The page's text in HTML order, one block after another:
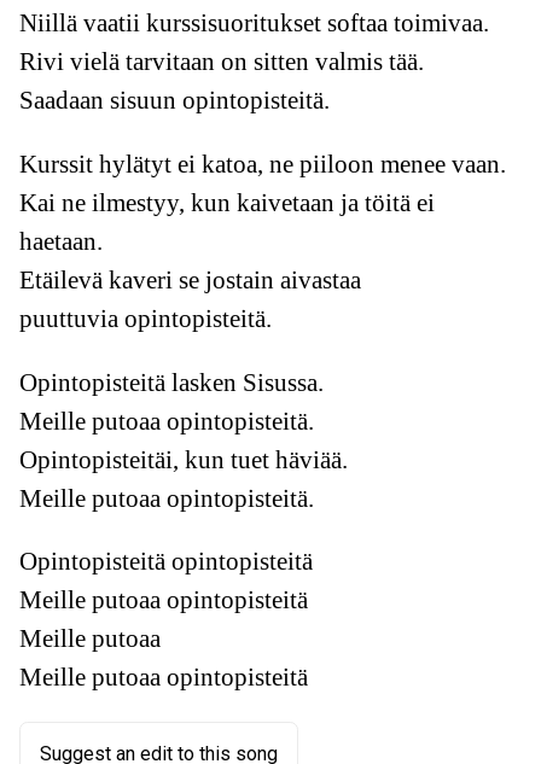
Niillä vaatii kurssisuoritukset softaa toimivaa.
Rivi vielä tarvitaan on sitten valmis tää.
Saadaan sisuun opintopisteitä.
Kurssit hylätyt ei katoa, ne piiloon menee vaan.
Kai ne ilmestyy, kun kaivetaan ja töitä ei
haetaan.
Etäilevä kaveri se jostain aivastaa
puuttuvia opintopisteitä.
Opintopisteitä lasken Sisussa.
Meille putoaa opintopisteitä.
Opintopisteitäi, kun tuet häviää.
Meille putoaa opintopisteitä.
Opintopisteitä opintopisteitä
Meille putoaa opintopisteitä
Meille putoaa
Meille putoaa opintopisteitä
Suggest an edit to this song